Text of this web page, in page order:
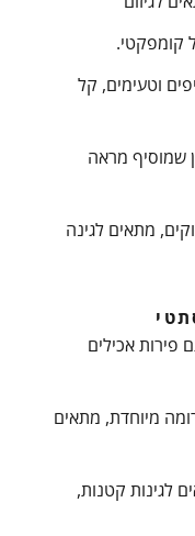
קומפקטי.
וטעימים, קל
שמוסיף מראה
מתאים לגינה
פירות אכילים
מיוחדת, מתאים
לגינות קטנות,